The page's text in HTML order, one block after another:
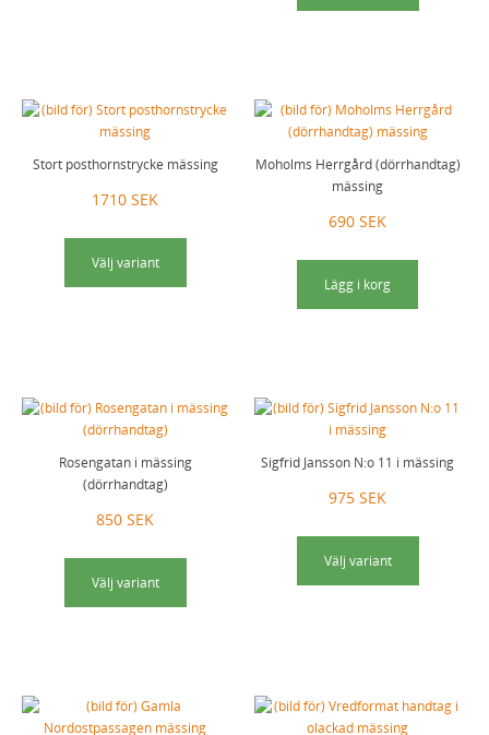
Stort posthornstrycke mässing
1710 SEK
Välj variant
Moholms Herrgård (dörrhandtag)
mässing
690 SEK
Lägg i korg
Rosengatan i mässing
(dörrhandtag)
850 SEK
Välj variant
Sigfrid Jansson N:o 11 i mässing
975 SEK
Välj variant